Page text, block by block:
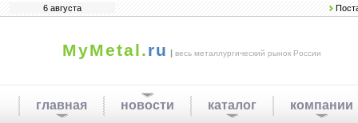
6 августа
MyMetal.ru | весь металлургический рынок России
главная новости каталог компании